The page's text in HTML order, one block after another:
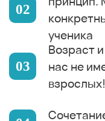
ученика
Возраст
нас не